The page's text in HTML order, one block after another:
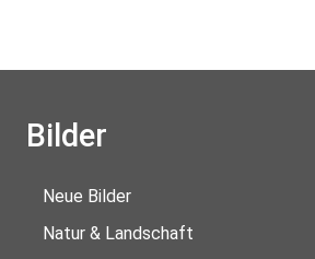
Bilder
Neue Bilder
Natur & Landschaft